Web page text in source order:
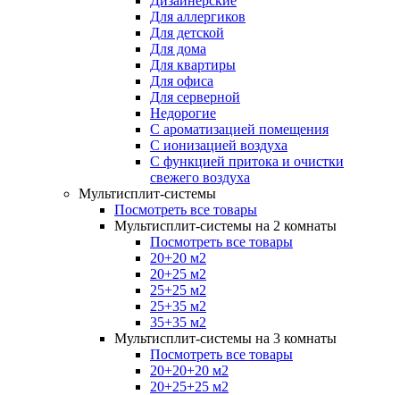
Для аллергиков
Для детской
Для дома
Для квартиры
Для офиса
Для серверной
Недорогие
С ароматизацией помещения
С ионизацией воздуха
С функцией притока и очистки
свежего воздуха
Мультисплит-системы
Посмотреть все товары
Мультисплит-системы на 2 комнаты
Посмотреть все товары
20+20 м2
20+25 м2
25+25 м2
25+35 м2
35+35 м2
Мультисплит-системы на 3 комнаты
Посмотреть все товары
20+20+20 м2
20+25+25 м2